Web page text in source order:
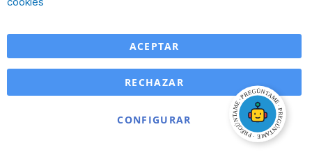
ACEPTAR
CONFIGURAR
RECHAZAR